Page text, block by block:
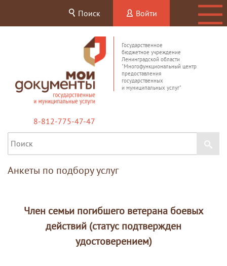
Поиск Войти
Государственное
бюджетное учреждение
Ленинградской области
"Многофункциональный центр
предоставления
государственных
и муниципальных услуг"
8-812-775-47-47
Анкеты по подбору услуг
Член семьи погибшего ветерана боевых
действий (статус подтвержден
удостоверением)